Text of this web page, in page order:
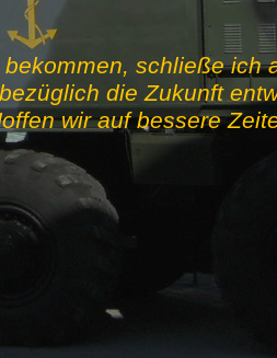
schließe ich
die Zukunft
wir auf bessere